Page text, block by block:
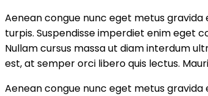
Aenean congue nunc eget metus
turpis. Suspendisse imperdiet enim eget
Nullam cursus massa ut diam interdum
est, at semper orci libero quis lectus.
Aenean congue nunc eget metus